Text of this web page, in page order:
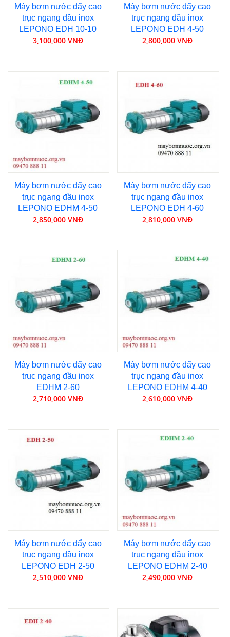
Máy bơm nước đẩy cao
trục ngang đầu inox
LEPONO EDH 10-10
3,100,000 VNĐ
Máy bơm nước đẩy cao
trục ngang đầu inox
LEPONO EDH 4-50
2,800,000 VNĐ
Máy bơm nước đẩy cao
trục ngang đầu inox
LEPONO EDHM 4-50
2,850,000 VNĐ
Máy bơm nước đẩy cao
trục ngang đầu inox
LEPONO EDH 4-60
2,810,000 VNĐ
Máy bơm nước đẩy cao
truc ngang đầu inox
EDHM 2-60
2,710,000 VNĐ
Máy bơm nước đẩy cao
trục ngang đầu inox
LEPONO EDHM 4-40
2,610,000 VNĐ
Máy bơm nước đẩy cao
trục ngang đầu inox
LEPONO EDH 2-50
2,510,000 VNĐ
Máy bơm nước đẩy cao
trục ngang đầu inox
LEPONO EDHM 2-40
2,490,000 VNĐ